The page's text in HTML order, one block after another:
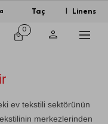
Taç Linens
0
ev tekstili sektörünün
merkezlerinden